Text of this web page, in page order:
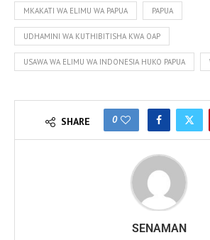
MKAKATI WA ELIMU WA PAPUA PAPUA
UDHAMINI WA KUTHIBITISHA KWA OAP
USAWA WA ELIMU WA INDONESIA HUKO PAPUA
SHARE 0
SENAMAN